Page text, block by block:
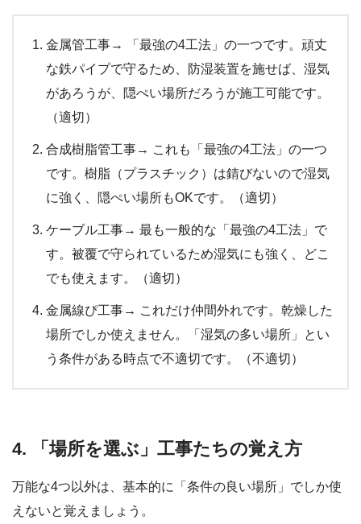
金属管工事→ 「最強の4工法」の一つです。頑丈
な鉄パイプで守るため、防湿装置を施せば、湿気
があろうが、隠ぺい場所だろうが施工可能です。
（適切）
合成樹脂管工事→ これも「最強の4工法」の一つ
です。樹脂（プラスチック）は錆びないので湿気
に強く、隠ぺい場所もOKです。（適切）
ケーブル工事→ 最も一般的な「最強の4工法」で
す。被覆で守られているため湿気にも強く、どこ
でも使えます。（適切）
金属線ぴ工事→ これだけ仲間外れです。乾燥した
場所でしか使えません。「湿気の多い場所」とい
う条件がある時点で不適切です。（不適切）
4. 「場所を選ぶ」工事たちの覚え方
万能な4つ以外は、基本的に「条件の良い場所」でしか使
えないと覚えましょう。